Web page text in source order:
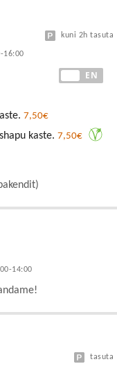
16:00
kuni 2h tasuta
EN
7,50€
kaste. 7,50€
14:00
tasuta